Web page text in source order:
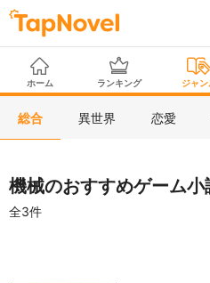
ホーム ランキング ジャン
総合 異世界 恋愛
機械のおすすめゲーム小
全3件